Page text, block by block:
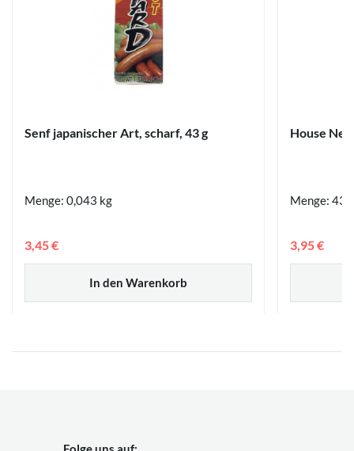
Senf japanischer Art, scharf, 43 g
Menge: 0,043 kg
In den Warenkorb
3,45 €
House
Menge: 43 g
3,95 €